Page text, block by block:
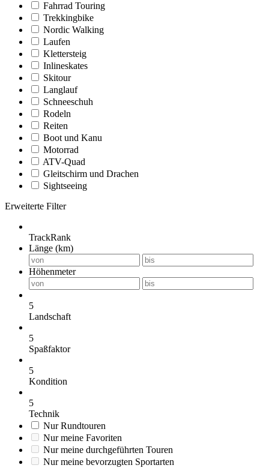
Fahrrad Touring
Trekkingbike
Nordic Walking
Laufen
Klettersteig
Inlineskates
Skitour
Langlauf
Schneeschuh
Rodeln
Reiten
Boot und Kanu
Motorrad
ATV-Quad
Gleitschirm und Drachen
Sightseeing
Erweiterte Filter
TrackRank
Länge (km)
Höhenmeter
5
Landschaft
5
Spaßfaktor
5
Kondition
5
Technik
Nur Rundtouren
Nur meine Favoriten
Nur meine durchgeführten Touren
Nur meine bevorzugten Sportarten